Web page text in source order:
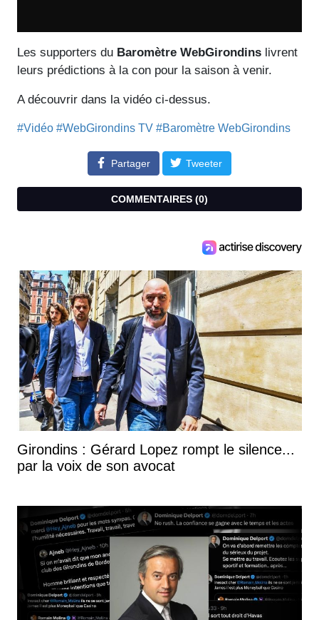
Les supporters du Baromètre WebGirondins livrent
leurs prédictions à la con pour la saison à venir.
A découvrir dans la vidéo ci-dessus.
#Vidéo #WebGirondins TV #Baromètre WebGirondins
Partager Tweeter
COMMENTAIRES (0)
Girondins : Gérard Lopez rompt le silence...
par la voix de son avocat